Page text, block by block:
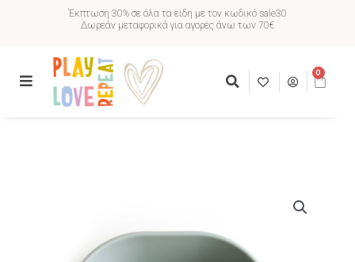
Έκπτωση 30% σε όλα τα είδη με τον κωδικό sale30
Δωρεάν μεταφορικά για αγορές άνω των 70€
0